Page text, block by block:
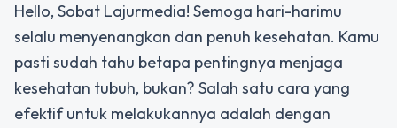
Hello, Sobat Lajurmedia! Semoga hari-harimu
selalu menyenangkan dan penuh kesehatan. Kamu
pasti sudah tahu betapa pentingnya menjaga
kesehatan tubuh, bukan? Salah satu cara yang
efektif untuk melakukannya adalah dengan